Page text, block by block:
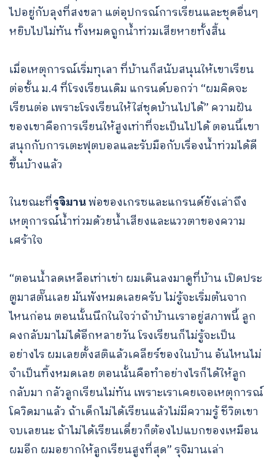
ไปอยู่กับลุงที่สงขลา แต่อุปกรณ์การเรียนและชุดอื่นๆ
หยิบไปไม่ทัน ทั้งหมดถูกน้ำท่วมเสียหายทั้งสิ้น
เมื่อเหตุการณ์เริ่มทุเลา ที่บ้านก็สนับสนุนให้เขาเรียน
ต่อชั้น ม.4 ที่โรงเรียนเดิม แกรนด์บอกว่า “ผมคิดจะ
เรียนต่อ เพราะโรงเรียนให้ใส่ชุดบ้านไปได้” ความฝัน
ของเขาคือการเรียนให้สูงเท่าที่จะเป็นไปได้ ตอนนี้เขา
สนุกกับการเตะฟุตบอลและรับมือกับเรื่องน้ำท่วมได้ดี
ขึ้นบ้างแล้ว
ในขณะที่รุจิมานพ่อของเกรซและแกรนด์ยังเล่าถึง
เหตุการณ์น้ำท่วมด้วยน้ำเสียงและแววตาของความ
เศร้าใจ
“ตอนน้ำลดเหลือเท่าเข่า ผมเดินลงมาดูที่บ้าน เปิดประ
ตูมาสตั๊นเลย มันพังหมดเลยครับ ไม่รู้จะเริ่มต้นจาก
ไหนก่อน ตอนนั้นนึกในใจว่าถ้าบ้านเราอยู่สภาพนี้ ลูก
คงกลับมาไม่ได้อีกหลายวัน โรงเรียนก็ไม่รู้จะเป็น
อย่างไร ผมเลยตั้งสติแล้วเคลียร์ของในบ้าน อันไหนไม่
จำเป็นทิ้งหมดเลย ตอนนั้นคือทำอย่างไรก็ได้ให้ลูก
กลับมา กลัวลูกเรียนไม่ทัน เพราะเราเคยเจอเหตุการณ์
โควิดมาแล้ว ถ้าเด็กไม่ได้เรียนแล้วไม่มีความรู้ ชีวิตเขา
จบเลยนะ ถ้าไม่ได้เรียนเดี๋ยวก็ต้องไปแบกของเหมือน
ผมอีก ผมอยากให้ลูกเรียนสูงที่สุด” รุจิมานเล่า